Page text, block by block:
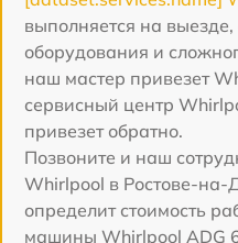
выполняется на
оборудования и
наш мастер привезет
сервисный центр
привезет обратно.
Позвоните и наш
Whirlpool в Ростове-на-
определит стоимость
машины Whirlpool ADG